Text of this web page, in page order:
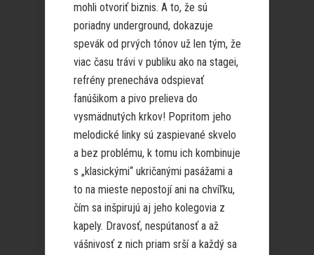
mohli otvoriť biznis. A to, že sú
poriadny underground, dokazuje
spevák od prvých tónov už len tým, že
viac času trávi v publiku ako na stagei,
refrény prenecháva odspievať
fanúšikom a pivo prelieva do
vysmädnutých krkov! Popritom jeho
melodické linky sú zaspievané skvelo
a bez problému, k tomu ich kombinuje
s „klasickými“ ukričanými pasážami a
to na mieste nepostojí ani na chvíľku,
čím sa inšpirujú aj jeho kolegovia z
kapely. Dravosť, nespútanosť a až
vášnivosť z nich priam srší a každý sa